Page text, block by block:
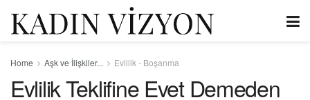
Home Aşk ve İlişkiler... Evlilik - Boşanma
Evlilik Teklifine Evet Demeden